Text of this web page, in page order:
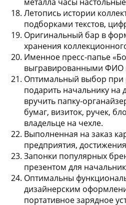
Летопись истории
подборками текстов,
Оригинальный бар в
хранения
Именное пресс-папье
выгравированными ФИО
Оптимальный выбор при
подарить начальнику
вручить папку-
бумаг, визиток, ручек,
владельце на чехле.
Выполненная на заказ
предприятия,
Запонки популярных
презентом для
Оптимальны
дизайнерским
портативное зарядное